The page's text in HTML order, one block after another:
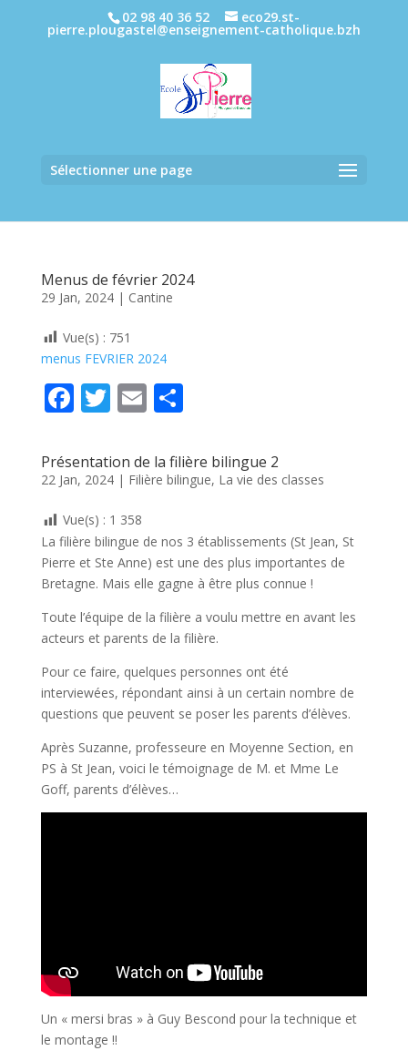
02 98 40 36 52 eco29.st-
pierre.plougastel@enseignement-catholique.bzh
Sélectionner une page
Menus de février 2024
29 Jan, 2024| Cantine
Vue(s) : 751
menus FEVRIER 2024
F
e
b
o
o
k
T
itt
er
E
ai
l
P
ta
g
Présentation de la filière bilingue 2
22 Jan, 2024| Filière bilingue, La vie des classes
Vue(s) : 1 358
La filière bilingue de nos 3 établissements (St Jean, St
Pierre et Ste Anne) est une des plus importantes de
Bretagne. Mais elle gagne à être plus connue !
Toute l’équipe de la filière a voulu mettre en avant les
acteurs et parents de la filière.
Pour ce faire, quelques personnes ont été
interviewées, répondant ainsi à un certain nombre de
questions que peuvent se poser les parents d’élèves.
Après Suzanne, professeure en Moyenne Section, en
PS à St Jean, voici le témoignage de M. et Mme Le
Goff, parents d’élèves…
Un « mersi bras » à Guy Bescond pour la technique et
le montage !!